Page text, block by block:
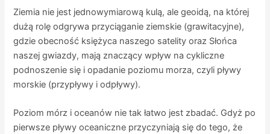
Ziemia nie jest jednowymiarową kulą, ale geoidą, na której
dużą rolę odgrywa przyciąganie ziemskie (grawitacyjne),
gdzie obecność księżyca naszego satelity oraz Słońca
naszej gwiazdy, mają znaczący wpływ na cykliczne
podnoszenie się i opadanie poziomu morza, czyli pływy
morskie (przypływy i odpływy).
Poziom mórz i oceanów nie tak łatwo jest zbadać. Gdyż po
pierwsze pływy oceaniczne przyczyniają się do tego, że